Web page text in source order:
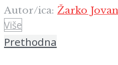
Autor/ica: Žarko
Više
Prethodna